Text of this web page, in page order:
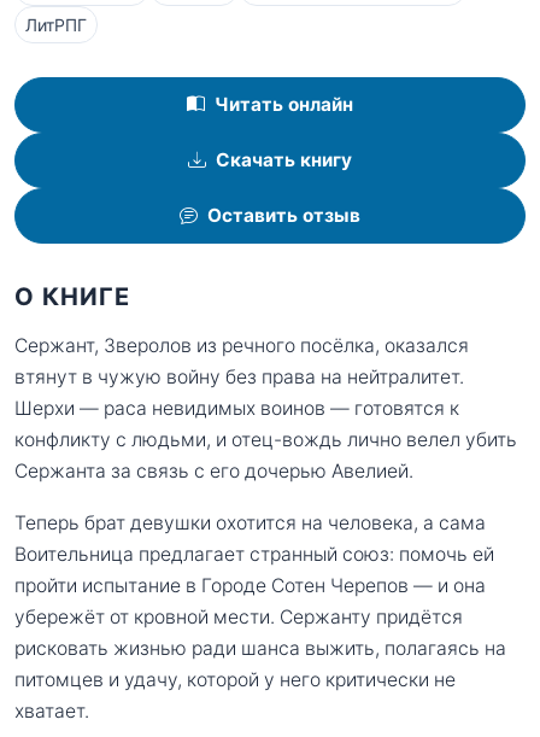
ЛитРПГ
Читать онлайн
Скачать книгу
Оставить отзыв
О КНИГЕ
Сержант, Зверолов из речного посёлка, оказался
втянут в чужую войну без права на нейтралитет.
Шерхи — раса невидимых воинов — готовятся к
конфликту с людьми, и отец-вождь лично велел убить
Сержанта за связь с его дочерью Авелией.
Теперь брат девушки охотится на человека, а сама
Воительница предлагает странный союз: помочь ей
пройти испытание в Городе Сотен Черепов — и она
убережёт от кровной мести. Сержанту придётся
рисковать жизнью ради шанса выжить, полагаясь на
питомцев и удачу, которой у него критически не
хватает.